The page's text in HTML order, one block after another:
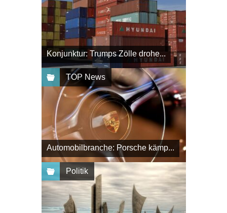
Konjunktur: Trumps Zölle drohe...
TOP News
Automobilbranche: Porsche kämp...
Politik